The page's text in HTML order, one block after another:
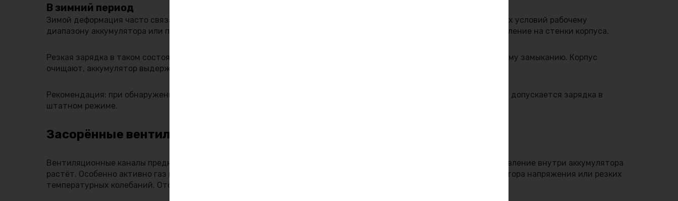
В зимний период
Зимой деформация часто связана с замерзанием электролита. Это происходит при несоответствии климатических условий рабочему
диапазону аккумулятора или при глубоком разряде. Замёрзший электролит увеличивается в объёме и создаёт давление на стенки корпуса.
Резкая зарядка в таком состоянии опасна. Ускоренный ток может привести к внутренним повреждениям и короткому замыканию. Корпус
очищают, аккумулятор выдерживают в сухом помещении до полного отогрева и осматривают на наличие трещин.
Рекомендация: при обнаружении повреждений корпус подлежит замене. При отсутствии дефектов после отогрева допускается зарядка в
штатном режиме.
Засорённые вентиляционные каналы
Вентиляционные каналы предназначены для отвода газов, образующихся в процессе работы. При их засорении давление внутри аккумулятора
растёт. Особенно активно газ выделяется при перезаряде, который может возникать из-за неисправности регулятора напряжения или резких
температурных колебаний. Отсутствие выхода для газов приводит к деформации корпуса.